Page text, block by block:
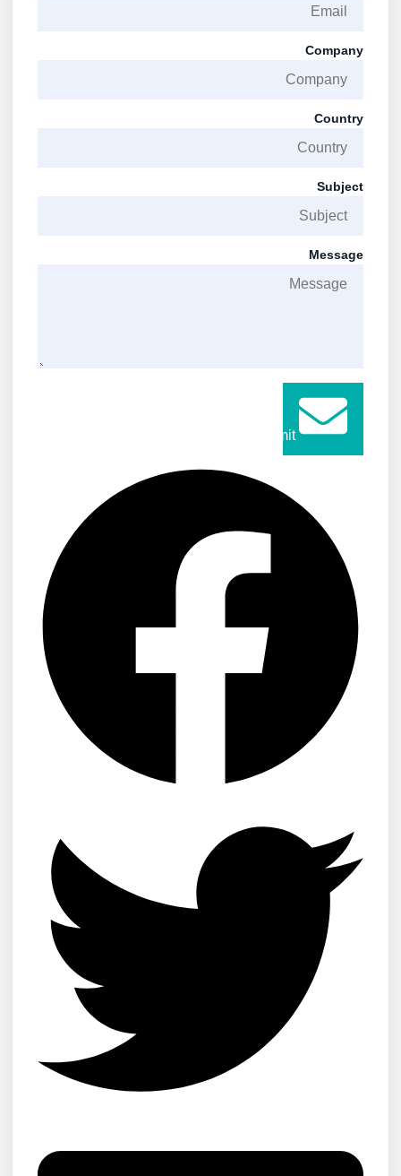
Company
Country
Subject
Message
Submit